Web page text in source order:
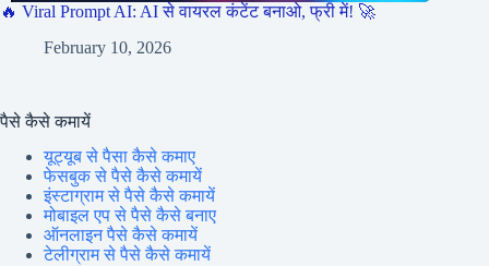
🔥 Viral Prompt AI: AI से वायरल कंटेंट बनाओ, फ्री में! 🚀
February 10, 2026
पैसे कैसे कमायें
यूट्यूब से पैसा कैसे कमाए
फेसबुक से पैसे कैसे कमायें
इंस्टाग्राम से पैसे कैसे कमायें
मोबाइल एप से पैसे कैसे बनाए
ऑनलाइन पैसे कैसे कमायें
टेलीग्राम से पैसे कैसे कमायें